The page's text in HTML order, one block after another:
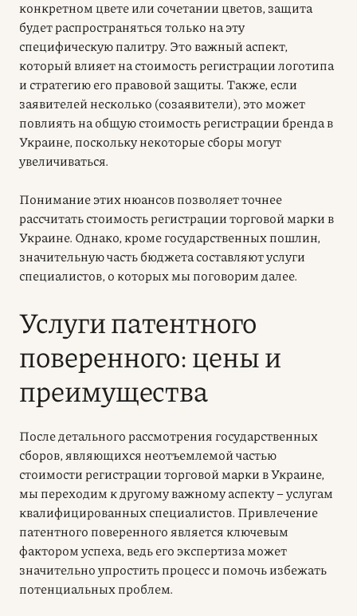
конкретном цвете или сочетании цветов, защита
будет распространяться только на эту
специфическую палитру. Это важный аспект,
который влияет на стоимость регистрации логотипа
и стратегию его правовой защиты. Также, если
заявителей несколько (созаявители), это может
повлиять на общую стоимость регистрации бренда в
Украине, поскольку некоторые сборы могут
увеличиваться.
Понимание этих нюансов позволяет точнее
рассчитать стоимость регистрации торговой марки в
Украине. Однако, кроме государственных пошлин,
значительную часть бюджета составляют услуги
специалистов, о которых мы поговорим далее.
Услуги патентного
поверенного: цены и
преимущества
После детального рассмотрения государственных
сборов, являющихся неотъемлемой частью
стоимости регистрации торговой марки в Украине,
мы переходим к другому важному аспекту – услугам
квалифицированных специалистов. Привлечение
патентного поверенного является ключевым
фактором успеха, ведь его экспертиза может
значительно упростить процесс и помочь избежать
потенциальных проблем.